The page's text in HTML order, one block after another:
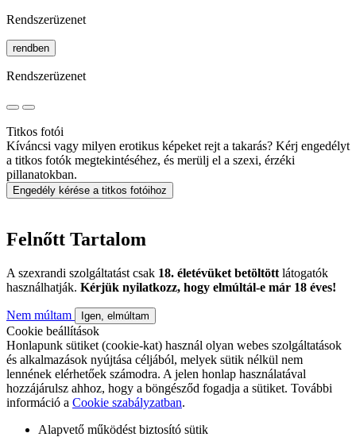
Rendszerüzenet
rendben
Rendszerüzenet
Titkos fotói
Kíváncsi vagy milyen erotikus képeket rejt a takarás? Kérj engedélyt
a titkos fotók megtekintéséhez, és merülj el a szexi, érzéki
pillanatokban.
Engedély kérése a titkos fotóihoz
Felnőtt Tartalom
A szexrandi szolgáltatást csak 18. életévüket betöltött látogatók
használhatják. Kérjük nyilatkozz, hogy elmúltál-e már 18 éves!
Nem múltam Igen, elmúltam
Cookie beállítások
Honlapunk sütiket (cookie-kat) használ olyan webes szolgáltatások
és alkalmazások nyújtása céljából, melyek sütik nélkül nem
lennének elérhetőek számodra. A jelen honlap használatával
hozzájárulsz ahhoz, hogy a böngésződ fogadja a sütiket. További
információ a Cookie szabályzatban.
Alapvető működést biztosító sütik